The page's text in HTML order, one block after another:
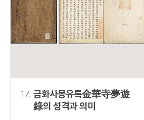
17. 금화사몽유록金華寺夢遊
錄의 성격과 의미